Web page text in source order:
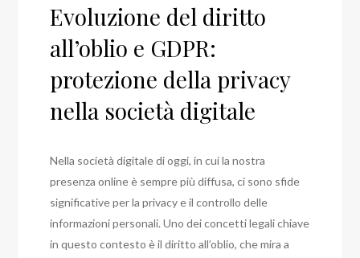
Evoluzione del diritto
all’oblio e GDPR:
protezione della privacy
nella società digitale
Nella società digitale di oggi, in cui la nostra
presenza online è sempre più diffusa, ci sono sfide
significative per la privacy e il controllo delle
informazioni personali. Uno dei concetti legali chiave
in questo contesto è il diritto all’oblio, che mira a